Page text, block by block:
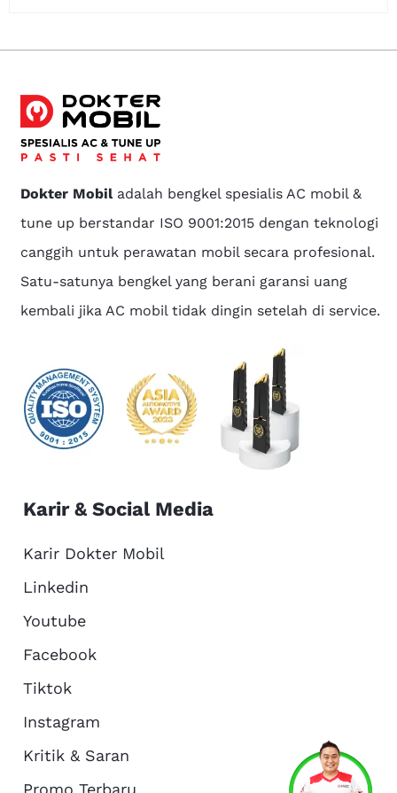
About Us
Dokter Mobiladalah bengkel spesialis AC mobil &
tune up berstandar ISO 9001:2015 dengan teknologi
canggih untuk perawatan mobil secara profesional.
Satu-satunya bengkel yang berani garansi uang
kembali jika AC mobil tidak dingin setelah di service.
Karir & Social Media
Karir Dokter Mobil
Linkedin
Youtube
Facebook
Tiktok
Instagram
Kritik & Saran